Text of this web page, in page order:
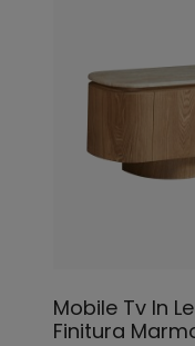
Mobile Tv In
Finitura